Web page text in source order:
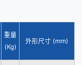
重量
(Kg)
外形尺寸 (mm)